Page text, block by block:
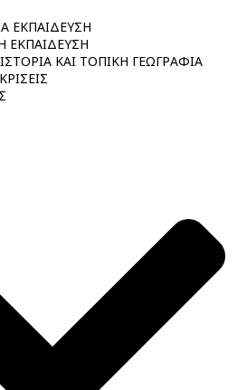
ΕΚΠΑΙΔΕΥΣΗ
ΕΚΠΑΙΔΕΥΣΗ
ΚΑΙ ΤΟΠΙΚΗ ΓΕΩΓΡΑΦΙΑ